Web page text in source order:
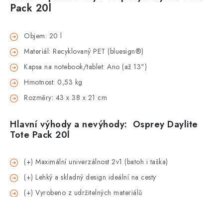
Pack 20l
Objem: 20 l
Materiál: Recyklovaný PET (bluesign®)
Kapsa na notebook/tablet: Ano (až 13")
Hmotnost: 0,53 kg
Rozměry: 43 x 38 x 21 cm
Hlavní výhody a nevýhody: Osprey Daylite
Tote Pack 20l
(+) Maximální univerzálnost 2v1 (batoh i taška)
(+) Lehký a skladný design ideální na cesty
(+) Vyrobeno z udržitelných materiálů